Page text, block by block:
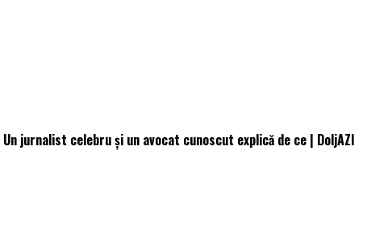
jurnalist celebru și un avocat cunoscut explică de ce | DoljAZI